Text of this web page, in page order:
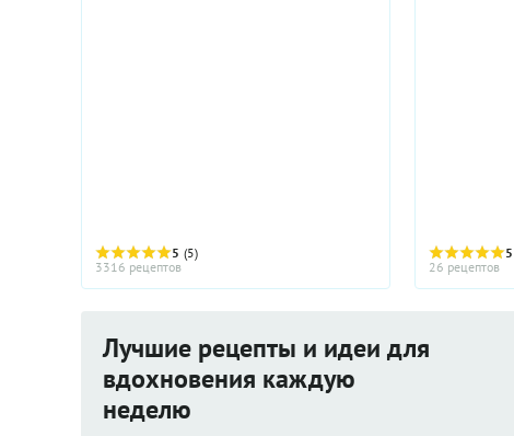
5 (5)
3316 рецептов
5
26 рецептов
Лучшие рецепты и идеи для
вдохновения каждую
неделю